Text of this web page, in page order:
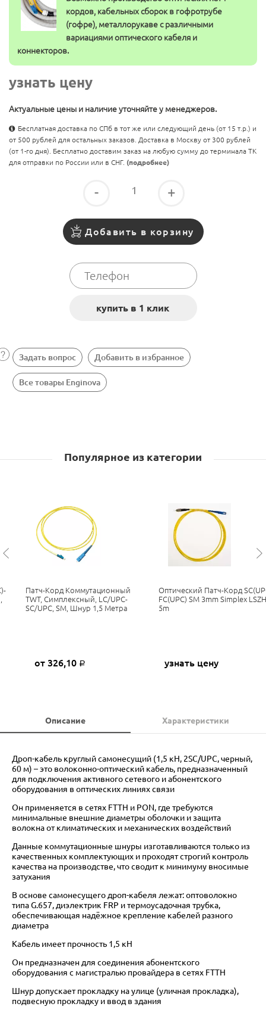
кордов, кабельных сборок в гофротрубе
(гофре), металлорукаве с различными
вариациями оптического кабеля и
коннекторов.
узнать цену
Актуальные цены и наличие уточняйте у менеджеров.
Бесплатная доставка по СПб в тот же или следующий день (от 15 т.р.) и
от 500 рублей для остальных заказов. Доставка в Москву от 300 рублей
(от 1-го дня). Бесплатно доставим заказ на любую сумму до терминала ТК
для отправки по России или в СНГ. (подробнее)
- +
Добавить в корзину
Задать вопрос Добавить в избранное
Все товары Enginova
Популярное из категории
Патч-Корд Коммутационный
TWT, Симплексный, LC/UPC-
SC/UPC, SM, Шнур 1,5 Метра
от 326,10 Р
Оптический Патч-Корд
FC(UPC) SM 3mm Simplex LSZH
5m
узнать цену
Описание Характеристики
Дроп-кабель круглый самонесущий (1,5 кН, 2SC/UPC, черный,
60 м) – это волоконно-оптический кабель, предназначенный
для подключения активного сетевого и абонентского
оборудования в оптических линиях связи
Он применяется в сетях FTTH и PON, где требуются
минимальные внешние диаметры оболочки и защита
волокна от климатических и механических воздействий
Данные коммутационные шнуры изготавливаются только из
качественных комплектующих и проходят строгий контроль
качества на производстве, что сводит к минимуму вносимые
затухания
В основе самонесущего дроп-кабеля лежат: оптоволокно
типа G.657, диэлектрик FRP и термоусадочная трубка,
обеспечивающая надёжное крепление кабелей разного
диаметра
Кабель имеет прочность 1,5 кН
Он предназначен для соединения абонентского
оборудования с магистралью провайдера в сетях FTTH
Шнур допускает прокладку на улице (уличная прокладка),
подвесную прокладку и ввод в здания